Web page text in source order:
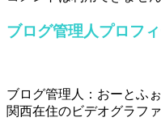
ブログ管理人プロフ
ブログ管理人：おーとふ
関西在住のビデオグラファ